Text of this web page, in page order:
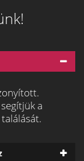
a